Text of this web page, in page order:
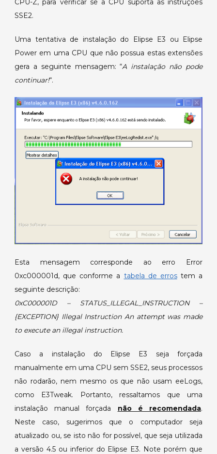
CPU-Z, para verificar se a CPU suporta as instruções
SSE2.
Uma tentativa de instalação do Elipse E3 ou Elipse
Power em uma CPU que não possua estas extensões
gera a seguinte mensagem: “A instalação não pode
continuar!“.
Esta mensagem corresponde ao erro Error
0xc000001d, que conforme a tabela de errostem a
seguinte descrição:
0xC000001D – STATUS_ILLEGAL_INSTRUCTION –
{EXCEPTION} Illegal Instruction An attempt was made
to execute an illegal instruction.
Caso a instalação do Elipse E3 seja forçada
manualmente em uma CPU sem SSE2, seus processos
não rodarão, nem mesmo os que não usam eeLogs,
como E3Tweak. Portanto, ressaltamos que uma
instalação manual forçada não é recomendada.
Neste caso, sugerimos que o computador seja
atualizado ou, se isto não for possível, que seja utilizada
a versão 4.5 ou inferior do Elipse E3. Note porém que